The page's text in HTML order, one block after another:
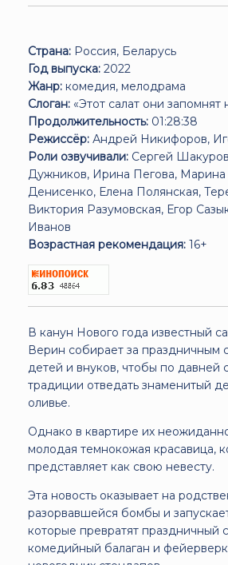
Страна: Россия, Беларусь
Год выпуска: 2022
Жанр: комедия, мелодрама
Слоган: «Этот салат они запомнят
Продолжительность: 01:28:38
Режиссёр: Андрей Никифоров,
Роли озвучивали: Сергей
Дужников, Ирина Пегова,
Денисенко, Елена Полянская,
Виктория Разумовская, Егор
Иванов
Возрастная рекомендация: 16+
В канун Нового года известный
Верин собирает за праздничным
детей и внуков, чтобы по давней
традиции отведать знаменитый
оливье.
Однако в квартире их
молодая темнокожая красавица,
представляет как свою невесту.
Эта новость оказывает на
разорвавшейся бомбы и
которые превратят праздничный
комедийный балаган и